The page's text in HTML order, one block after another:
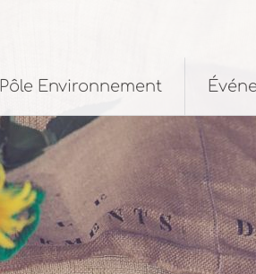
Pôle Environnement